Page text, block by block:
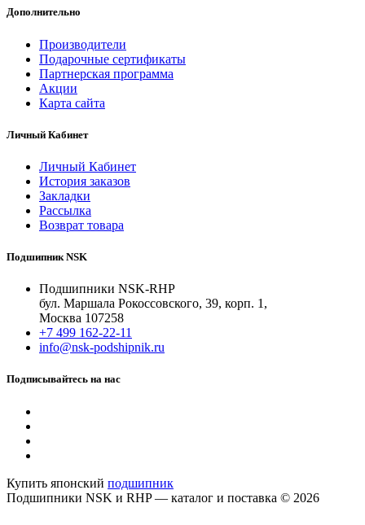
Дополнительно
Производители
Подарочные сертификаты
Партнерская программа
Акции
Карта сайта
Личный Кабинет
Личный Кабинет
История заказов
Закладки
Рассылка
Возврат товара
Подшипник NSK
Подшипники NSK-RHP
бул. Маршала Рокоссовского, 39, корп. 1,
Москва 107258
+7 499 162-22-11
info@nsk-podshipnik.ru
Подписывайтесь на нас
Купить японский подшипник
Подшипники NSK и RHP — каталог и поставка © 2026